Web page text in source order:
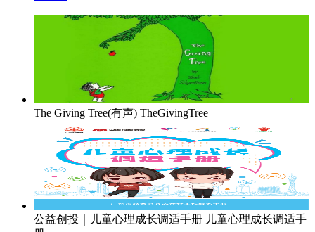
The Giving Tree(有声) TheGivingTree
公益创投｜儿童心理成长调适手册 儿童心理成长调适手